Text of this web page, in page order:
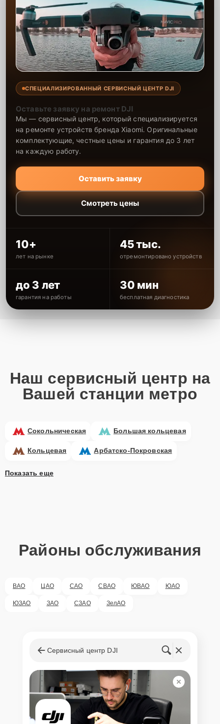
СПЕЦИАЛИЗИРОВАННЫЙ СЕРВИСНЫЙ ЦЕНТР DJI
Оставьте заявку на ремонт DJI
Мы — сервисный центр, который специализируется
на ремонте устройств бренда Xiaomi. Оригинальные
комплектующие, честные цены и гарантия до 3 лет
на каждую работу.
Оставить заявку
Смотреть цены
10+
лет на рынке
45 тыс.
отремонтировано устройств
до 3 лет
гарантия на работы
30 мин
бесплатная диагностика
Наш сервисный центр на
Вашей станции метро
Сокольническая Большая кольцевая
Кольцевая Арбатско-Покровская
Показать еще
Районы обслуживания
ВАО ЦАО САО СВАО ЮВАО ЮАО
ЮЗАО ЗАО СЗАО ЗелАО
Сервисный центр DJI